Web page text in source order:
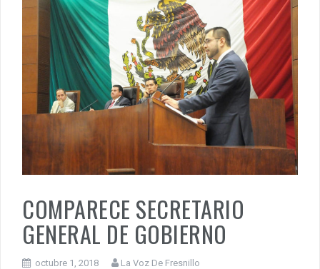
COMPARECE SECRETARIO
GENERAL DE GOBIERNO
octubre 1, 2018 La Voz De Fresnillo